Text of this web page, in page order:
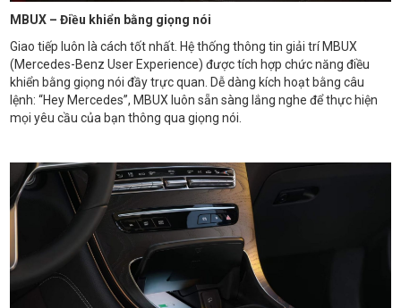
MBUX – Điều khiển bằng giọng nói
Giao tiếp luôn là cách tốt nhất. Hệ thống thông tin giải trí MBUX
(Mercedes-Benz User Experience) được tích hợp chức năng điều
khiển bằng giọng nói đầy trực quan. Dễ dàng kích hoạt bằng câu
lệnh: “Hey Mercedes”, MBUX luôn sẵn sàng lắng nghe để thực hiện
mọi yêu cầu của bạn thông qua giọng nói.